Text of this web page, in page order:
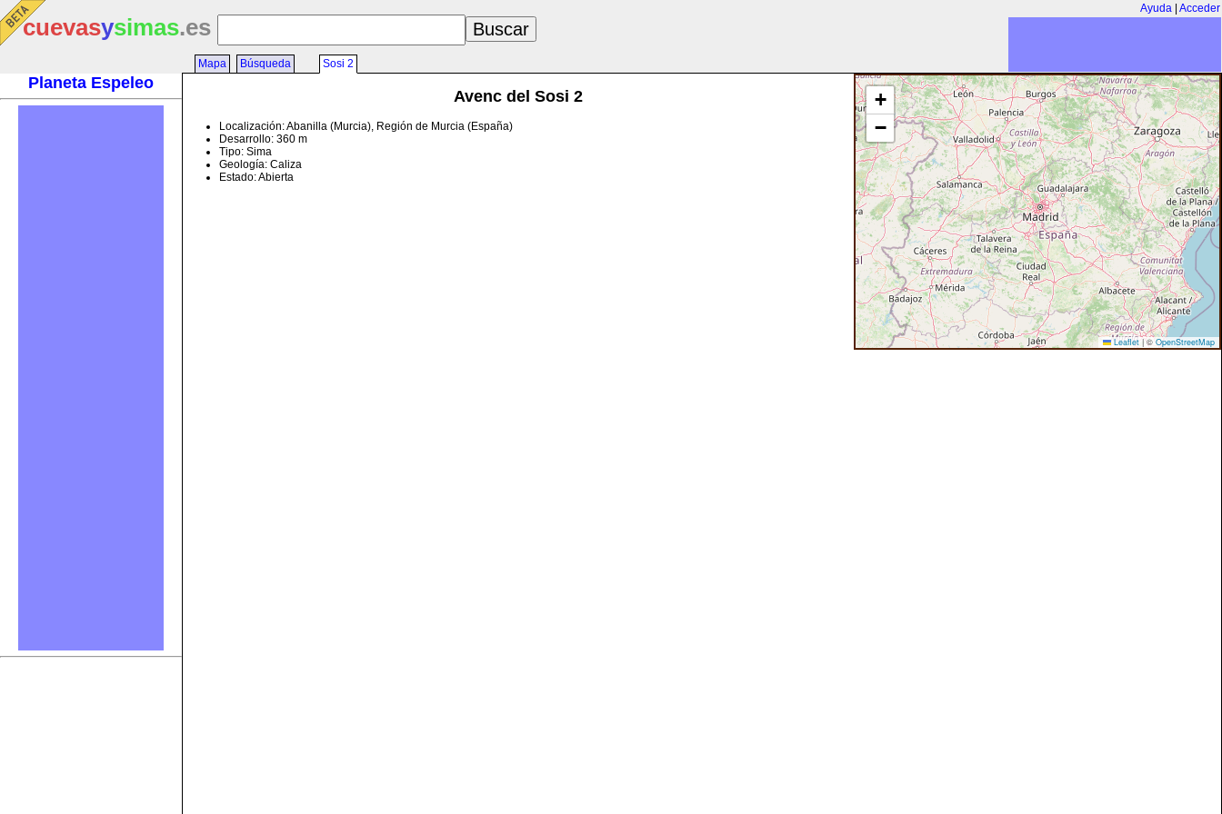
Ayuda Acceder
cuevasysimas.es
Planeta Espeleo
Mapa Búsqueda Sosi 2
+
−
Leaflet | © OpenStreetMap
Avenc del Sosi 2
Localización: Abanilla (Murcia), Región de Murcia (España)
Desarrollo: 360 m
Tipo: Sima
Geología: Caliza
Estado: Abierta